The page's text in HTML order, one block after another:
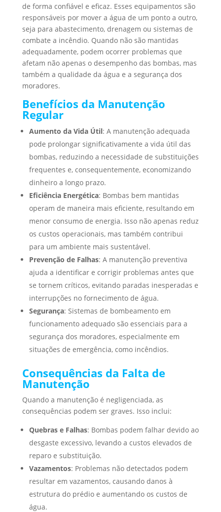
de forma confiável e eficaz. Esses equipamentos são
responsáveis por mover a água de um ponto a outro,
seja para abastecimento, drenagem ou sistemas de
combate a incêndio. Quando não são mantidas
adequadamente, podem ocorrer problemas que
afetam não apenas o desempenho das bombas, mas
também a qualidade da água e a segurança dos
moradores.
Benefícios da Manutenção
Regular
Aumento da Vida Útil: A manutenção adequada
pode prolongar significativamente a vida útil das
bombas, reduzindo a necessidade de substituições
frequentes e, consequentemente, economizando
dinheiro a longo prazo.
Eficiência Energética: Bombas bem mantidas
operam de maneira mais eficiente, resultando em
menor consumo de energia. Isso não apenas reduz
os custos operacionais, mas também contribui
para um ambiente mais sustentável.
Prevenção de Falhas: A manutenção preventiva
ajuda a identificar e corrigir problemas antes que
se tornem críticos, evitando paradas inesperadas e
interrupções no fornecimento de água.
Segurança: Sistemas de bombeamento em
funcionamento adequado são essenciais para a
segurança dos moradores, especialmente em
situações de emergência, como incêndios.
Consequências da Falta de
Manutenção
Quando a manutenção é negligenciada, as
consequências podem ser graves. Isso inclui:
Quebras e Falhas: Bombas podem falhar devido ao
desgaste excessivo, levando a custos elevados de
reparo e substituição.
Vazamentos: Problemas não detectados podem
resultar em vazamentos, causando danos à
estrutura do prédio e aumentando os custos de
água.